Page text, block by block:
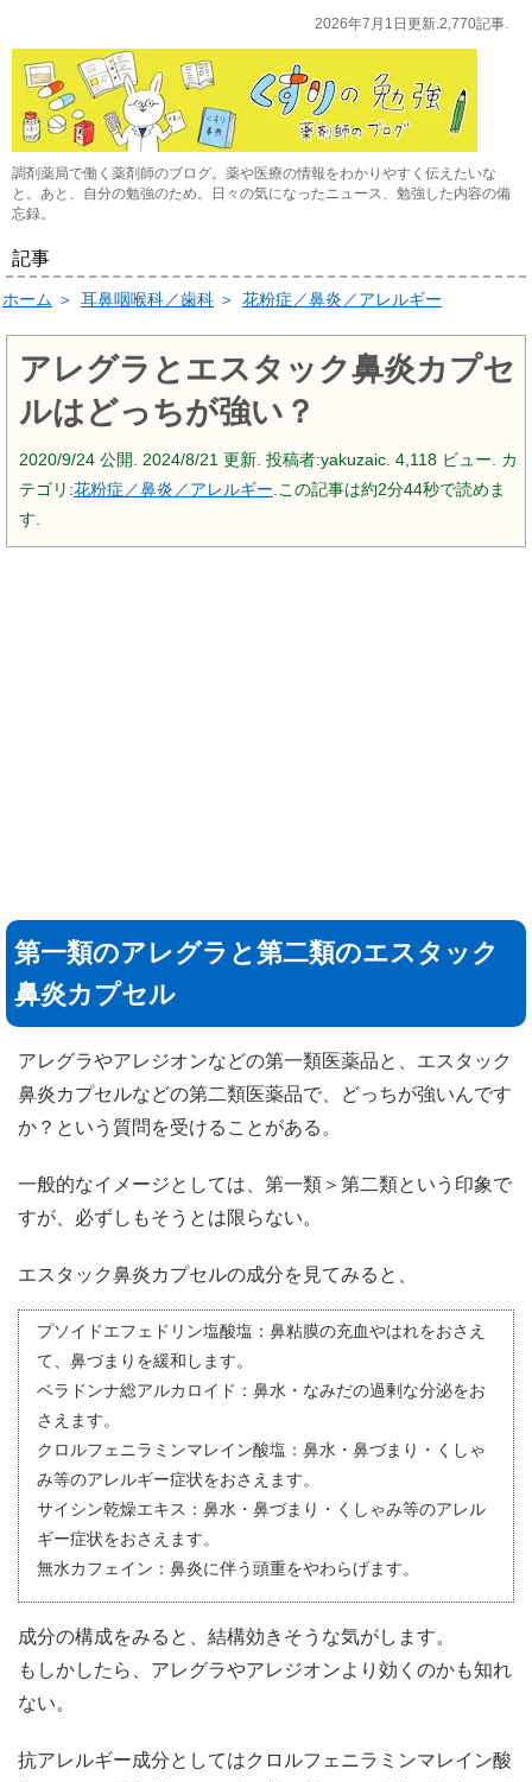
2026年7月1日更新.2,770記事.
調剤薬局で働く薬剤師のブログ。薬や医療の情報をわかりやすく伝えたいな
と。あと、自分の勉強のため。日々の気になったニュース、勉強した内容の備
忘録。
記事
ホーム ＞ 耳鼻咽喉科／歯科 ＞ 花粉症／鼻炎／アレルギー
アレグラとエスタック鼻炎カプセ
ルはどっちが強い？
2020/9/24 公開. 2024/8/21 更新. 投稿者:yakuzaic. 4,118 ビュー. カ
テゴリ:花粉症／鼻炎／アレルギー .この記事は約2分44秒で読めま
す.
第一類のアレグラと第二類のエスタック
鼻炎カプセル
アレグラやアレジオンなどの第一類医薬品と、エスタック
鼻炎カプセルなどの第二類医薬品で、どっちが強いんです
か？という質問を受けることがある。
一般的なイメージとしては、第一類＞第二類という印象で
すが、必ずしもそうとは限らない。
エスタック鼻炎カプセルの成分を見てみると、
プソイドエフェドリン塩酸塩：鼻粘膜の充血やはれをおさえ
て、鼻づまりを緩和します。
ベラドンナ総アルカロイド：鼻水・なみだの過剰な分泌をお
さえます。
クロルフェニラミンマレイン酸塩：鼻水・鼻づまり・くしゃ
み等のアレルギー症状をおさえます。
サイシン乾燥エキス：鼻水・鼻づまり・くしゃみ等のアレル
ギー症状をおさえます。
無水カフェイン：鼻炎に伴う頭重をやわらげます。
成分の構成をみると、結構効きそうな気がします。
もしかしたら、アレグラやアレジオンより効くのかも知れ
ない。
抗アレルギー成分としてはクロルフェニラミンマレイン酸